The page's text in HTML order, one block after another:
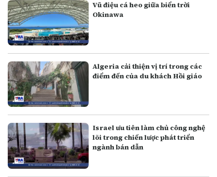
Vũ điệu cá heo giữa biển trời
Okinawa
Algeria cải thiện vị trí trong các
điểm đến của du khách Hồi giáo
Israel ưu tiên làm chủ công nghệ
lõi trong chiến lược phát triển
ngành bán dẫn